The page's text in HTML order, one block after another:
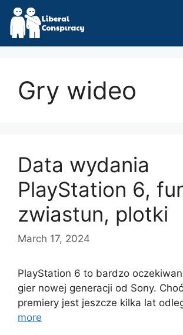
Skip
content
Gry wideo
Data wydania
PlayStation 6,
zwiastun, plotki
March 17, 2024
PlayStation 6 to bardzo
gier nowej generacji od Sony.
premiery jest jeszcze kilka lat
more